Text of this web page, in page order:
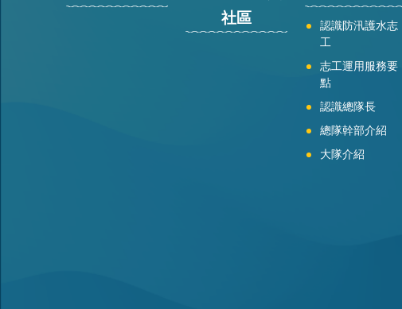
社區
認識防汛護水志
工
志工運用服務要
點
認識總隊長
總隊幹部介紹
大隊介紹